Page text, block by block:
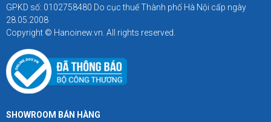
GPKD số: 0102758480 Do cục thuế Thành phố Hà Nội cấp ngày
28.05.2008
Copyright © Hanoinew.vn. All rights reserved.
SHOWROOM BÁN HÀNG